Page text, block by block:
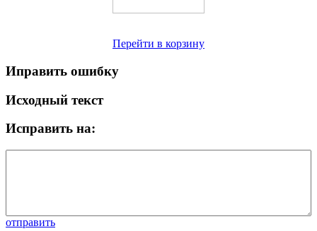
Перейти в корзину
Иправить ошибку
Исходный текст
Исправить на:
отправить